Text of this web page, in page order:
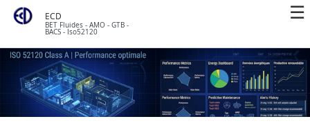
ECD
BET Fluides - AMO - GTB -
BACS - Iso52120